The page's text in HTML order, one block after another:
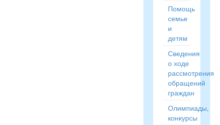
Помощь
семье
и
детям
Сведения
о ходе
рассмотрения
обращений
граждан
Олимпиады,
конкурсы